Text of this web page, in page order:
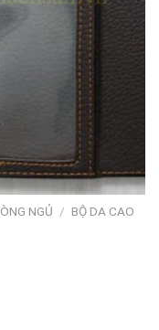
NGỦ / BỘ DA CAO